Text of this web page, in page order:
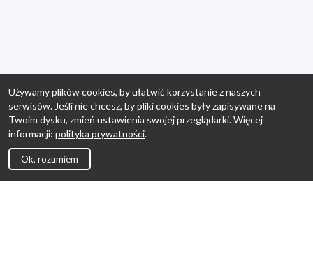
Używamy plików cookies, by ułatwić korzystanie z naszych
serwisów. Jeśli nie chcesz, by pliki cookies były zapisywane na
Twoim dysku, zmień ustawienia swojej przeglądarki. Więcej
informacji: polityka prywatności.
Ok, rozumiem